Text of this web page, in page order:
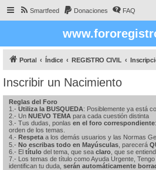
Smartfeed Donaciones FAQ
Portal Índice REGISTRO CIVIL
Inscribir un Nacimiento
Reglas del Foro
1.- Utiliza la BUSQUEDA: Posiblemente ya está
2.- Un NUEVO TEMA para cada cuestión distinta
3.- Tus dudas, ponlas en el foro correspondiente
orden de los temas.
4.- Respeta a los demás usuarios y las Normas
5.- No escribas todo en Mayúsculas , parecerá
6.- El título del tema, que sea claro , que se
7.- Los temas de título como Ayuda Urgente,
identifican tu duda, serán automáticamente